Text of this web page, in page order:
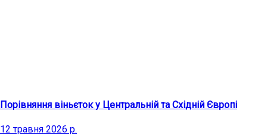
Порівняння віньєток у Центральній та Східній Європі
12 травня 2026 р.